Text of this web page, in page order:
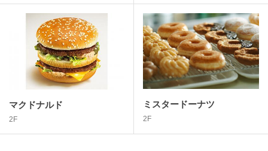
マクドナルド
2F
ミスタードーナツ
2F